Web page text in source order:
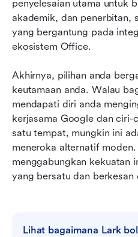
penyelesaian utama untuk
akademik, dan penerbitan,
yang bergantung pada
ekosistem Office.
Akhirnya, pilihan anda
keutamaan anda. Walau
mendapati diri anda
kerjasama Google dan
satu tempat, mungkin ini
meneroka alternatif moden.
menggabungkan kekuatan
yang bersatu dan berkesan
Lihat bagaimana Lark